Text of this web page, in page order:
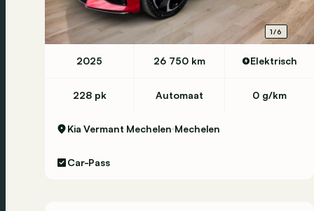
1/6
2025 26 750 km Elektrisch
228 pk Automaat 0 g/km
Kia Vermant Mechelen Mechelen
Car-Pass